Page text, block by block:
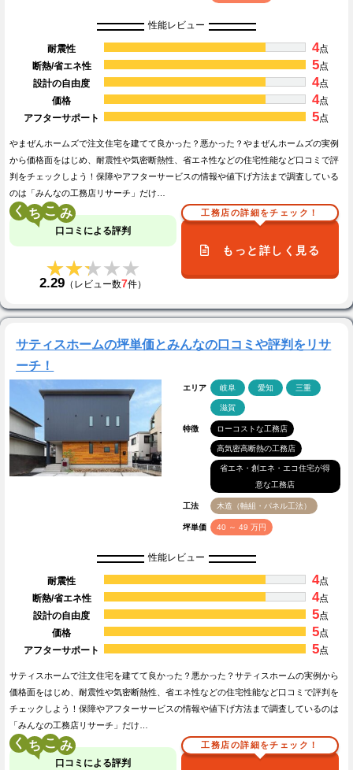
性能レビュー
耐震性 4点
断熱/省エネ性
5点
設計の自由度
4点
価格
4点
アフターサポート
5点
やまぜんホームズで注文住宅を建てて良かった？悪かった？やまぜんホームズの実例
から価格面をはじめ、耐震性や気密断熱性、省エネ性などの住宅性能など口コミで評
判をチェックしよう！保障やアフターサービスの情報や値下げ方法まで調査している
のは「みんなの工務店リサーチ」だけ…
く こ
口コミによる評判
★★★★★
★★★★★
2.29 （レビュー数7件）
工務店の詳細をチェック！
もっと詳しく見る
サティスホームの坪単価とみんなの口コミや評判をリサ
ーチ！
エリア 岐阜 愛知 三重
滋賀
特徴 ローコストな工務店
高気密高断熱の工務店
省エネ・創エネ・エコ住宅が得
意な工務店
工法 木造（軸組・パネル工法）
坪単価 40 ～ 49 万円
性能レビュー
耐震性 4点
断熱/省エネ性
4点
設計の自由度
5点
価格
5点
アフターサポート
5点
サティスホームで注文住宅を建てて良かった？悪かった？サティスホームの実例から
価格面をはじめ、耐震性や気密断熱性、省エネ性などの住宅性能など口コミで評判を
チェックしよう！保障やアフターサービスの情報や値下げ方法まで調査しているのは
「みんなの工務店リサーチ」だけ…
く こ
口コミによる評判
工務店の詳細をチェック！